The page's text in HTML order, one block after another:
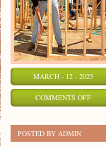
MARCH - 12 - 2025
COMMENTS OFFON
POSTED BY ADMIN